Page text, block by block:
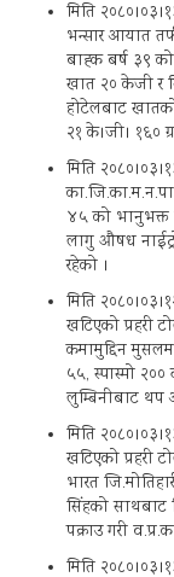
मिति
भन्सार आयात
बाह्क बर्ष ३९
खात २० केजी र
होटेलबाट
२१ के।जी। १६०
मिति
४५ को भानुभक्त
लागु औषध
रहेको ।
मिति
खटिएको प्रहरी
कमामुद्दिन
५५, स्पास्मो
लुम्बिनीबाट थप
मिति
खटिएको प्रहरी
भारत
सिंहको साथबाट
पक्राउ गरी
मिति